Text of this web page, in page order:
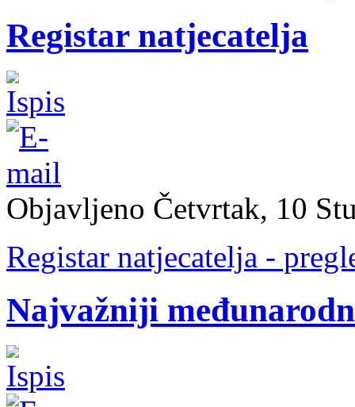
Registar natjecatelja
Objavljeno Četvrtak, 10
Registar natjecatelja -
Najvažniji